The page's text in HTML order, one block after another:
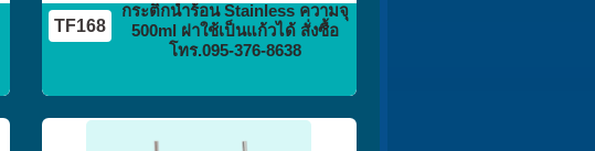
TF168
กระติกน้ำร้อน Stainless ความจุ
500ml ฝาใช้เป็นแก้วได้ สั่งซื้อ
โทร.095-376-8638